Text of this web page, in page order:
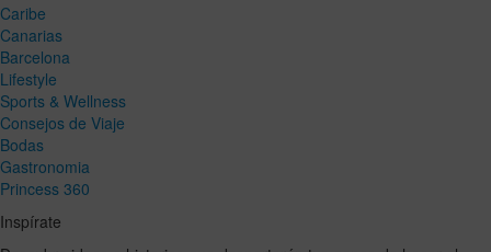
Caribe
Canarias
Barcelona
Lifestyle
Sports & Wellness
Consejos de Viaje
Bodas
Gastronomia
Princess 360
Inspírate